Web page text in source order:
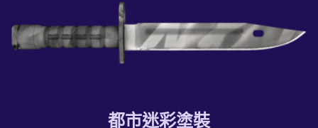
狙擊步槍
都市迷彩塗裝